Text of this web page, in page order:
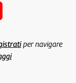
per navigare